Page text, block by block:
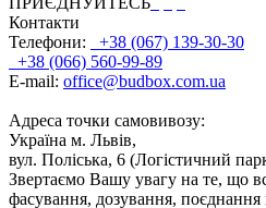
Контакти
Телефони:
+38 (067) 139-30-30
+38 (066) 560-99-89
E-mail: office@budbox.com.ua
Адреса точки самовивозу:
Україна м. Львів,
вул. Поліська, 6 (Логістичний
Звертаємо Вашу увагу на те, що
фасування, дозування, поєднання